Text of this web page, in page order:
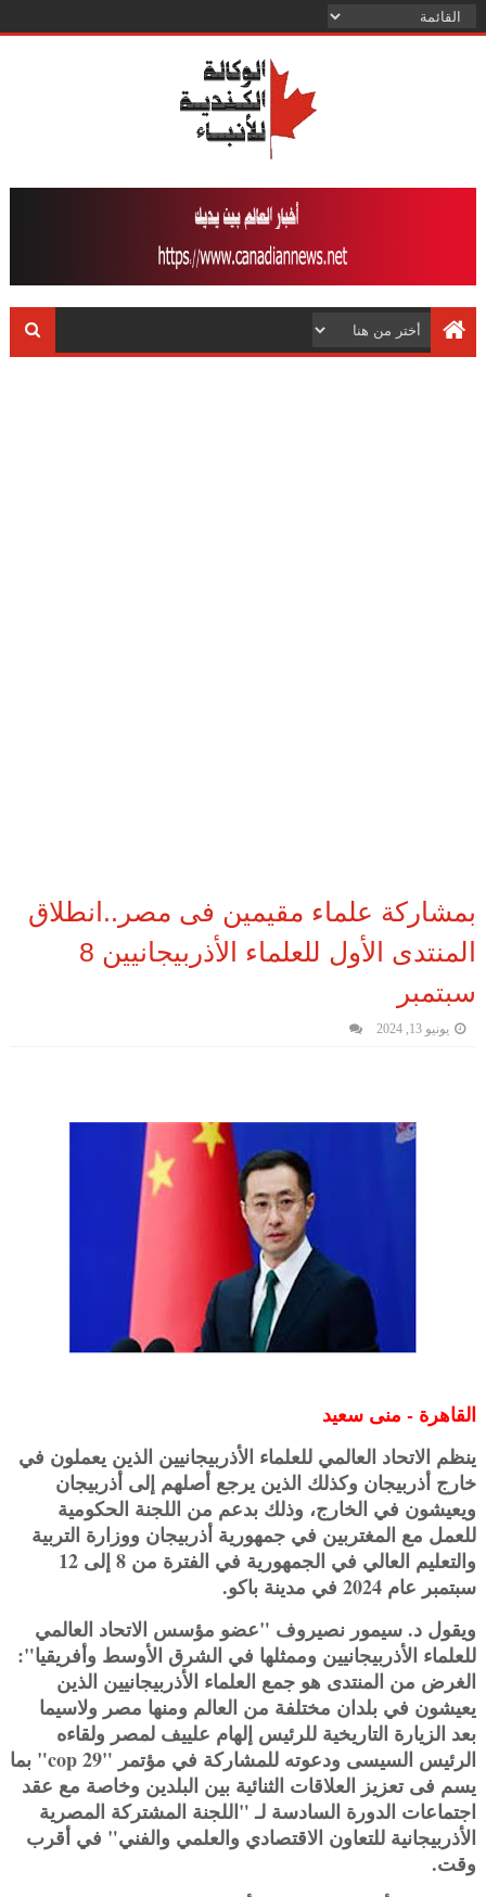
بمشاركة علماء مقيمين فى مصر..انطلاق
المنتدى الأول للعلماء الأذربيجانيين 8
سبتمبر
يونيو 13, 2024
القاهرة - منى سعيد
ينظم الاتحاد العالمي للعلماء الأذربيجانيين الذين يعملون في
خارج أذربيجان وكذلك الذين يرجع أصلهم إلى أذربيجان
ويعيشون في الخارج، وذلك بدعم من اللجنة الحكومية
للعمل مع المغتربين في جمهورية أذربيجان ووزارة التربية
والتعليم العالي في الجمهورية في الفترة من 8 إلى 12
سبتمبر عام 2024 في مدينة باكو.
ويقول د. سيمور نصيروف "عضو مؤسس الاتحاد العالمي
للعلماء الأذربيجانيين وممثلها في الشرق الأوسط وأفريقيا":
الغرض من المنتدى هو جمع العلماء الأذربيجانيين الذين
يعيشون في بلدان مختلفة من العالم ومنها مصر ولاسيما
بعد الزيارة التاريخية للرئيس إلهام علييف لمصر ولقاءه
الرئيس السيسى ودعوته للمشاركة في مؤتمر "cop 29" بما
يسم فى تعزيز العلاقات الثنائية بين البلدين وخاصة مع عقد
اجتماعات الدورة السادسة لـ "اللجنة المشتركة المصرية
الأذربيجانية للتعاون الاقتصادي والعلمي والفني" في أقرب
وقت.